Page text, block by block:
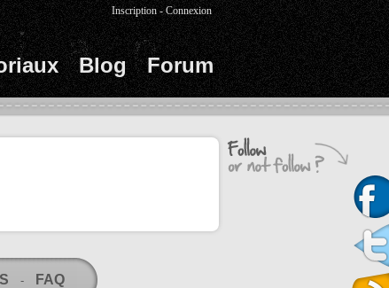
Blog Forum
Inscription -Connexion
- FAQ